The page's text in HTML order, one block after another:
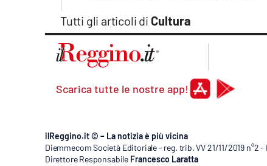
Tutti gli articoli di Cultura
Scarica tutte le nostre app!
ilReggino.it © – La notizia è più vicina
Diemmecom Società Editoriale - reg. trib. VV 21/11/2019 n°2 -
Direttore Responsabile Francesco Laratta